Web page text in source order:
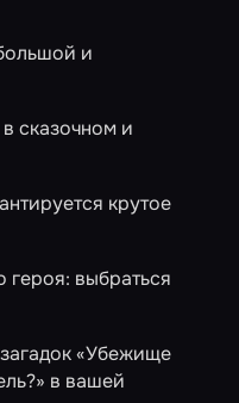
и
сказочном и
крутое
героя: выбраться
«Убежище
в вашей